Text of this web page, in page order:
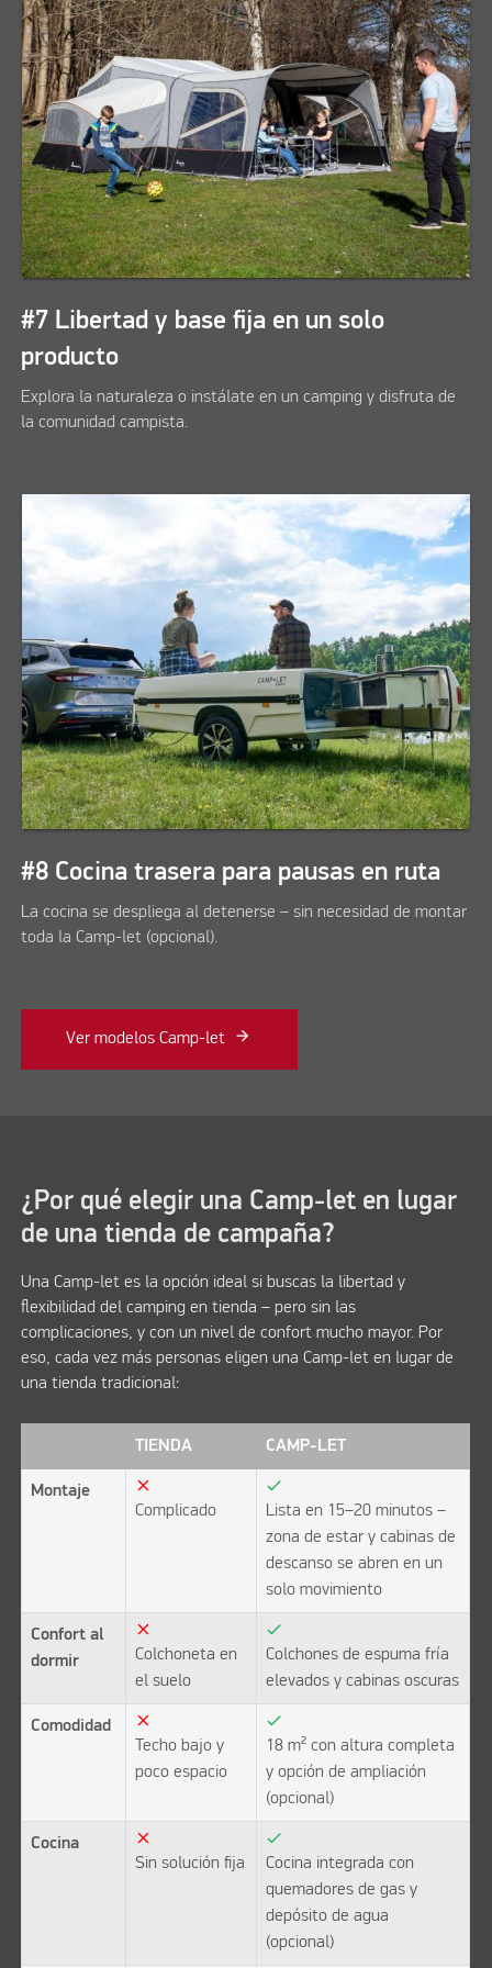
#7 Libertad y base fija en un solo
producto
Explora la naturaleza o instálate en un camping y disfruta de
la comunidad campista.
#8 Cocina trasera para pausas en ruta
La cocina se despliega al detenerse – sin necesidad de montar
toda la Camp-let (opcional).
Ver modelos Camp-let
¿Por qué elegir una Camp-let en lugar
de una tienda de campaña?
Una Camp-let es la opción ideal si buscas la libertad y
flexibilidad del camping en tienda – pero sin las
complicaciones, y con un nivel de confort mucho mayor. Por
eso, cada vez más personas eligen una Camp-let en lugar de
una tienda tradicional:
TIENDA CAMP-LET
Montaje close
Complicado
check
Lista en 15–20 minutos –
zona de estar y cabinas de
descanso se abren en un
solo movimiento
Confort al
dormir
close
Colchoneta en
el suelo
check
Colchones de espuma fría
elevados y cabinas oscuras
Comodidad close
Techo bajo y
poco espacio
check
18 m² con altura completa
y opción de ampliación
(opcional)
Cocina close
Sin solución fija
check
Cocina integrada con
quemadores de gas y
depósito de agua
(opcional)